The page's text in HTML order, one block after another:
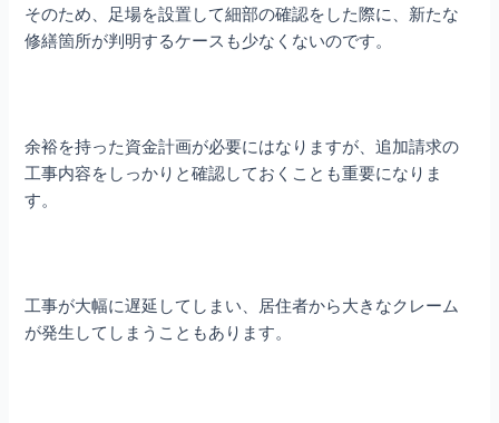
そのため、足場を設置して細部の確認をした際に、新たな
修繕箇所が判明するケースも少なくないのです。
余裕を持った資金計画が必要にはなりますが、追加請求の
工事内容をしっかりと確認しておくことも重要になりま
す。
工事が大幅に遅延してしまい、居住者から大きなクレーム
が発生してしまうこともあります。